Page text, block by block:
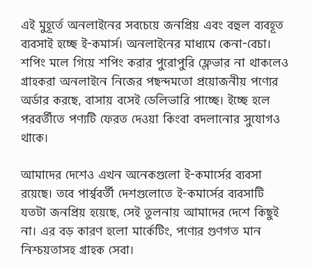
এই মুহূর্তে অনলাইনের সবচেয়ে জনপ্রিয় এবং বহুল ব্যবহূত
ব্যবসাই হচ্ছে ই-কমার্স। অনলাইনের মাধ্যমে কেনা-বেচা।
শপিং মলে গিয়ে শপিং করার পুরোপুরি ফ্লেভার না থাকলেও
গ্রাহকরা অনলাইনে নিজের পছন্দমতো প্রয়োজনীয় পণ্যের
অর্ডার করছে, বাসায় বসেই ডেলিভারি পাচ্ছে। ইচ্ছে হলে
পরবর্তীতে পণ্যটি ফেরত দেওয়া কিংবা বদলানোর সুযোগও
থাকে।
আমাদের দেশেও এখন অনেকগুলো ই-কমার্সের ব্যবসা
রয়েছে। তবে পার্শ্ববর্তী দেশগুলোতে ই-কমার্সের ব্যবসাটি
যতটা জনপ্রিয় হয়েছে, সেই তুলনায় আমাদের দেশে কিছুই
না। এর বড় কারণ হলো মার্কেটিং, পণ্যের গুণগত মান
নিশ্চয়তাসহ গ্রাহক সেবা।